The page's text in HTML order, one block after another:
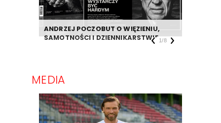
ANDRZEJ POCZOBUT O WIĘZIENIU,
SAMOTNOŚCI I DZIENNIKARSTWIE1/8
MEDIA